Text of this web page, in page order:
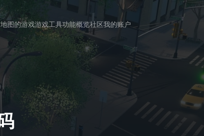
图的游戏游戏工具功能概览社区我的账户